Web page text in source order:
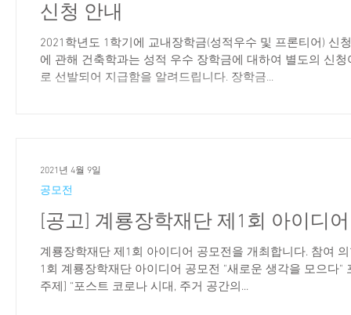
신청 안내
2021학년도 1학기에 교내장학금(성적우수 및 프론티어) 신
에 관해 건축학과는 성적 우수 장학금에 대하여 별도의 신
로 선발되어 지급함을 알려드립니다. 장학금...
[공고] 계룡장학재단 제1회 아이디
계룡장학재단 제1회 아이디어 공모전을 개최합니다. 참여
1회 계룡장학재단 아이디어 공모전 "새로운 생각을 모으다
주제] “포스트 코로나 시대, 주거 공간의...
공모전
2021년 4월 9일